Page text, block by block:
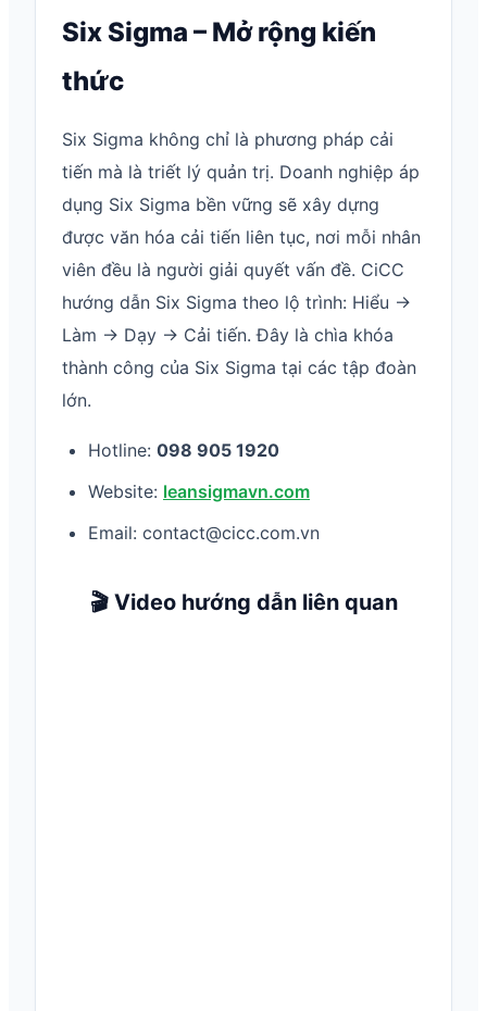
Six Sigma – Mở rộng kiến
thức
Six Sigma không chỉ là phương pháp cải
tiến mà là triết lý quản trị. Doanh nghiệp áp
dụng Six Sigma bền vững sẽ xây dựng
được văn hóa cải tiến liên tục, nơi mỗi nhân
viên đều là người giải quyết vấn đề. CiCC
hướng dẫn Six Sigma theo lộ trình: Hiểu →
Làm → Dạy → Cải tiến. Đây là chìa khóa
thành công của Six Sigma tại các tập đoàn
lớn.
Hotline: 098 905 1920
Website: leansigmavn.com
Email: contact@cicc.com.vn
🎬 Video hướng dẫn liên quan